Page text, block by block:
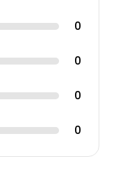
0
0
0
0